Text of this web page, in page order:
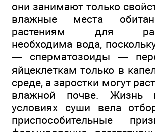
они занимают только
влажные места
растениям для
необходима вода,
— сперматозоиды —
яйцеклеткам только в
среде, а заростки могут
влажной почве. Жизнь
условиях суши вела
приспособительные